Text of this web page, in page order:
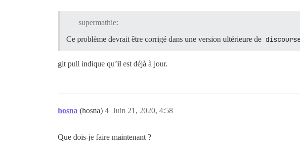
supermathie:
Ce problème devrait être corrigé dans une version ultérieure de
git pull indique qu’il est déjà à jour.
hosna (hosna) Juin 21, 2020, 4:58
4
Que dois-je faire maintenant ?